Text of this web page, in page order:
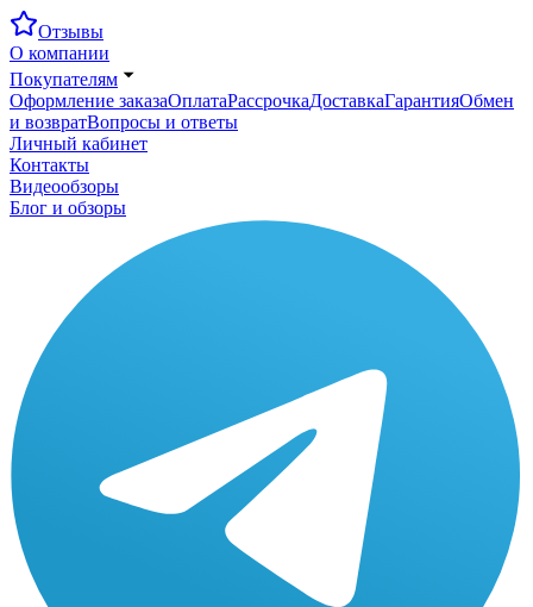
Отзывы
О компании
Покупателям
Оформление заказаОплатаРассрочкаДоставкаГарантияОбмен
и возвратВопросы и ответы
Личный кабинет
Контакты
Видеообзоры
Блог и обзоры